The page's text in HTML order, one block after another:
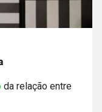
da relação entre